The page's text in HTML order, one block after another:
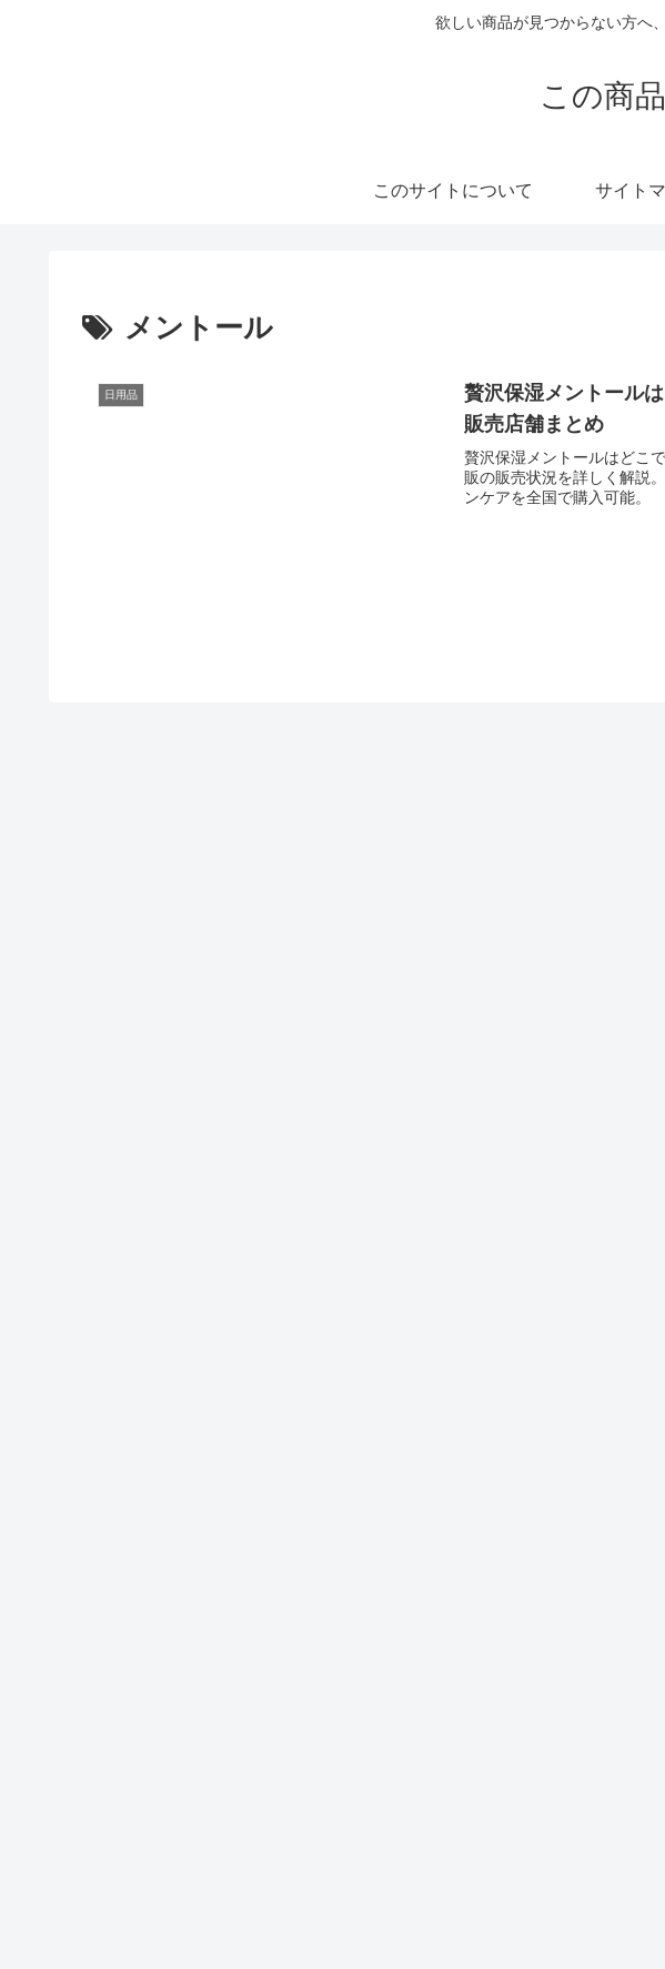
欲しい商品が見つからない方へ
この商
このサイトについて サイト
メントール
日用品
贅沢保湿メントール
販売店舗まとめ
贅沢保湿メントールはどこ
販の販売状況を詳しく解説
ンケアを全国で購入可能。